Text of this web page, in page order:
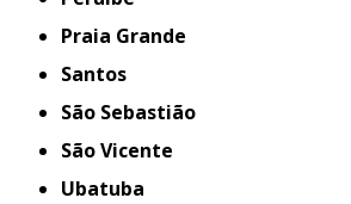
Praia Grande
Santos
São Sebastião
São Vicente
Ubatuba